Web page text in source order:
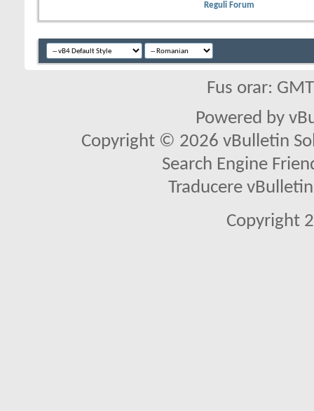
Reguli Forum
Fus orar:
Powered by
Copyright © 2026 vBulletin
Search Engine
Traducere
Copyright